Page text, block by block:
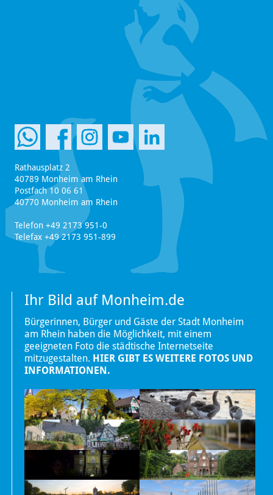
Rathausplatz 2
40789 Monheim am Rhein
Postfach 10 06 61
40770 Monheim am Rhein
Telefon +49 2173 951-0
Telefax +49 2173 951-899
Ihr Bild auf Monheim.de
Bürgerinnen, Bürger und Gäste der Stadt Monheim
am Rhein haben die Möglichkeit, mit einem
geeigneten Foto die städtische Internetseite
mitzugestalten. HIER GIBT ES WEITERE FOTOS UND
INFORMATIONEN.